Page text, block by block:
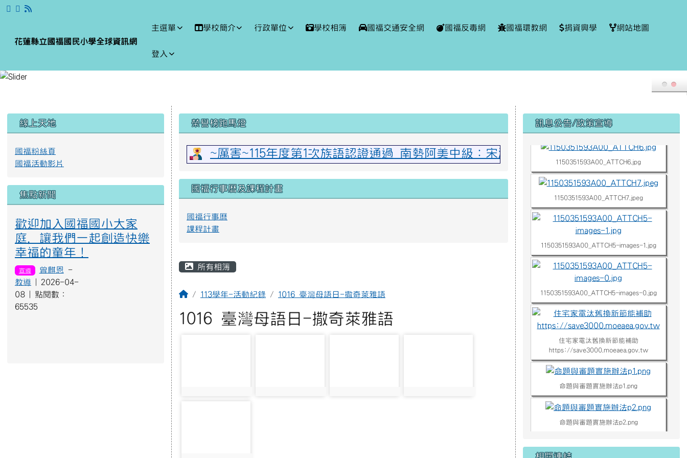
跳至主內容區
花蓮縣立國福國民小學全球資訊網
花蓮縣立國福國民小學全球資訊網
主選單 學校簡介 行政單位 學校相簿 國福交通安全網 國福反毒網 國福環教網 捐資興學 網站地圖
登入
國福粉絲頁
歡迎加入國福國小大家
庭，讓我們一起創造快樂
幸福的童年！
宣導 曾麒恩 -
教導| 2026-04-
08 | 點閱數：
65535
~厲害~115年度第1次族語認證通過 南勢阿美中級：宋湘慈 撒奇萊雅中級：羅永珈、林
國福行事曆及課程計畫
國福行事曆
主內容區域
回首頁113學年-活動紀錄
1016 臺灣母語日-撒奇萊雅語
photo-2020 photo-2021 photo-2022
1150351593A00_ATTCH6.jpg
1150351593A00_ATTCH7.jpeg
1150351593A00_ATTCH5-images-1.jpg
1150351593A00_ATTCH5-images-0.jpg
住宅家電汰舊換新節能補助
https://save3000.moeaea.gov.tw
命題與審題實施辦法p1.png
命題與審題實施辦法p2.png